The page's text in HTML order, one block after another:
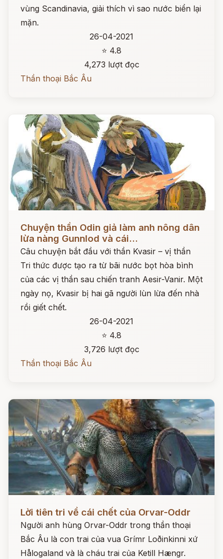
vùng Scandinavia, giải thích vì sao nước biển lại
mặn.
26-04-2021
⭐ 4.8
4,273 lượt đọc
Thần thoại Bắc Âu
Chuyện thần Odin giả làm anh nông dân
lừa nàng Gunnlod và cái...
Câu chuyện bắt đầu với thần Kvasir – vị thần
Tri thức được tạo ra từ bãi nước bọt hòa bình
của các vị thần sau chiến tranh Aesir-Vanir. Một
ngày nọ, Kvasir bị hai gã người lùn lừa đến nhà
rồi giết chết.
26-04-2021
⭐ 4.8
3,726 lượt đọc
Thần thoại Bắc Âu
Lời tiên tri về cái chết của Orvar-Oddr
Người anh hùng Orvar-Oddr trong thần thoại
Bắc Âu là con trai của vua Grímr Loðinkinni xứ
Hålogaland và là cháu trai của Ketill Hængr.